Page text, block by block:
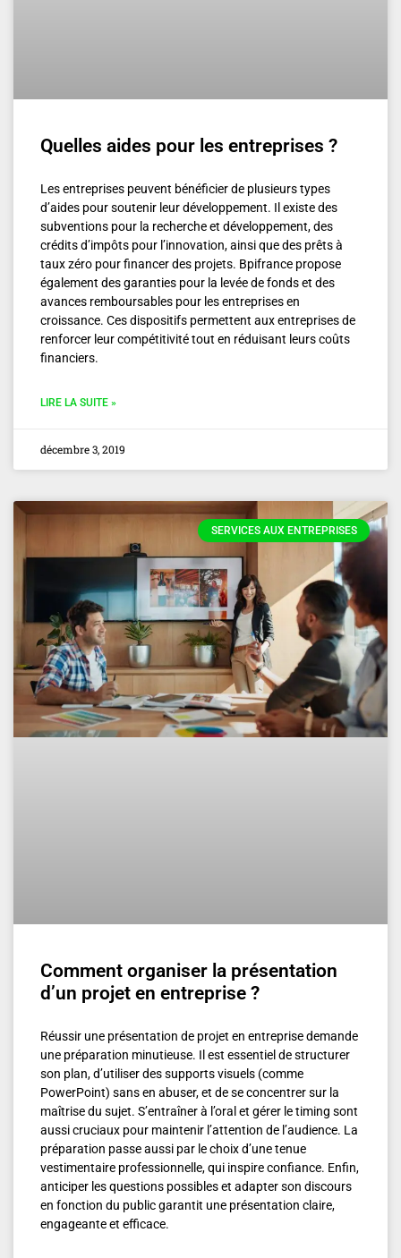
Quelles aides pour les entreprises ?
Les entreprises peuvent bénéficier de plusieurs types
d’aides pour soutenir leur développement. Il existe des
subventions pour la recherche et développement, des
crédits d’impôts pour l’innovation, ainsi que des prêts à
taux zéro pour financer des projets. Bpifrance propose
également des garanties pour la levée de fonds et des
avances remboursables pour les entreprises en
croissance. Ces dispositifs permettent aux entreprises de
renforcer leur compétitivité tout en réduisant leurs coûts
financiers.
LIRE LA SUITE »
décembre 3, 2019
SERVICES AUX ENTREPRISES
Comment organiser la présentation
d’un projet en entreprise ?
Réussir une présentation de projet en entreprise demande
une préparation minutieuse. Il est essentiel de structurer
son plan, d’utiliser des supports visuels (comme
PowerPoint) sans en abuser, et de se concentrer sur la
maîtrise du sujet. S’entraîner à l’oral et gérer le timing sont
aussi cruciaux pour maintenir l’attention de l’audience. La
préparation passe aussi par le choix d’une tenue
vestimentaire professionnelle, qui inspire confiance. Enfin,
anticiper les questions possibles et adapter son discours
en fonction du public garantit une présentation claire,
engageante et efficace.